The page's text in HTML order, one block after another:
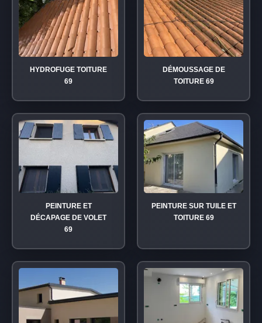
HYDROFUGE TOITURE
69
DÉMOUSSAGE DE
TOITURE 69
PEINTURE ET
DÉCAPAGE DE VOLET
69
PEINTURE SUR TUILE ET
TOITURE 69